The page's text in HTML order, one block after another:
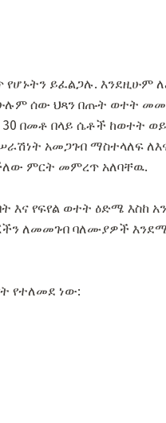
ይፈልጋሉ. እንደዚሁም
ሰው ህጻን በጡት ወተት
30 በመቶ በላይ ሴቶች
አመጋገብ ማስተላለፍ
ምርት መምረጥ አለባቸዉ.
የፍየል ወተት ዕድሜ እስከ
ለመመገብ ባለሙያዎች
የተለመደ ነው: